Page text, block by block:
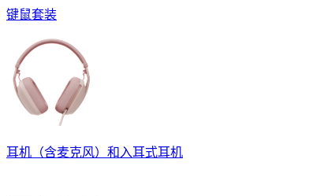
键鼠套装
耳机（含麦克风）和入耳式耳机